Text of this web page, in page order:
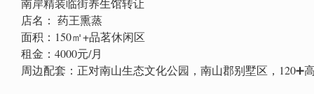
南岸精装临街养生馆转让
店名： 药王熏蒸
面积：150㎡+品茗休闲区
租金：4000元/月
周边配套：正对南山生态文化公园，南山郡别墅区，120➕